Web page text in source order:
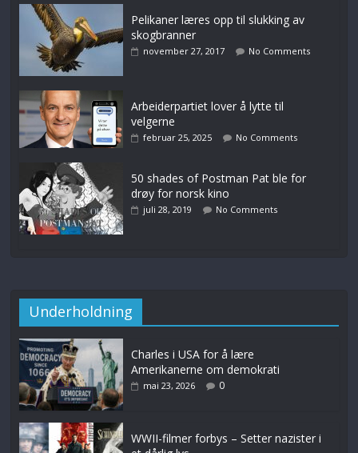
Pelikaner læres opp til slukking av
skogbranner
november 27, 2017 No Comments
Arbeiderpartiet lover å lytte til
velgerne
februar 25, 2025 No Comments
50 shades of Postman Pat ble for
drøy for norsk kino
juli 28, 2019 No Comments
Underholdning
Charles i USA for å lære
Amerikanerne om demokrati
mai 23, 2026 0
WWII-filmer forbys – Setter nazister i